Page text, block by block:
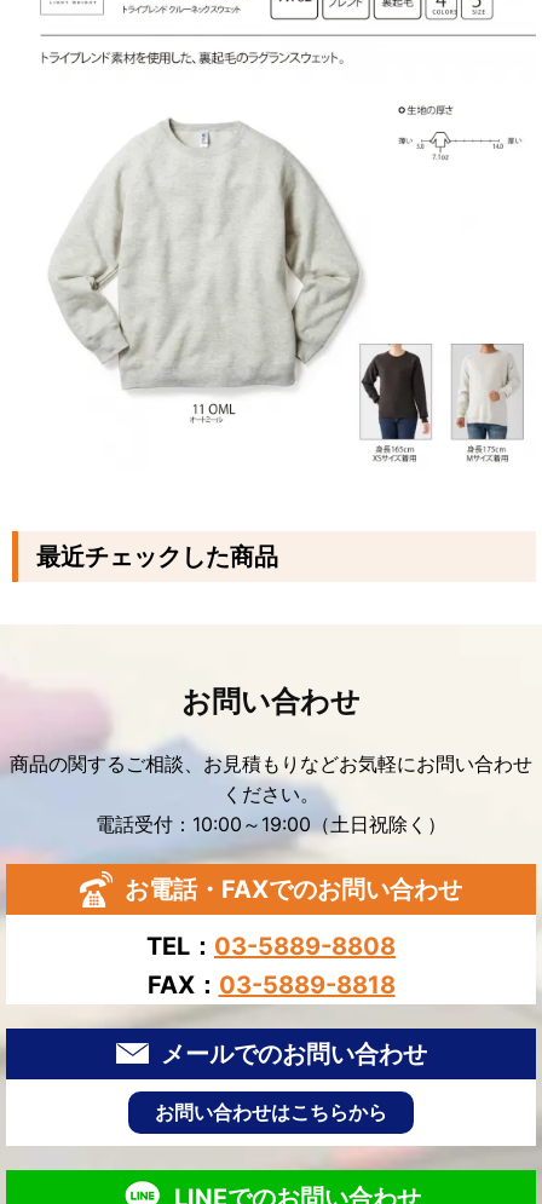
最近チェックした商品
お問い合わせ
商品の関するご相談、お見積もりなどお気軽にお問い合わせ
ください。
電話受付：10:00～19:00（土日祝除く）
お電話・FAXでのお問い合わせ
TEL： 03-5889-8808
FAX： 03-5889-8818
メールでのお問い合わせ
お問い合わせはこちらから
LINEでのお問い合わせ